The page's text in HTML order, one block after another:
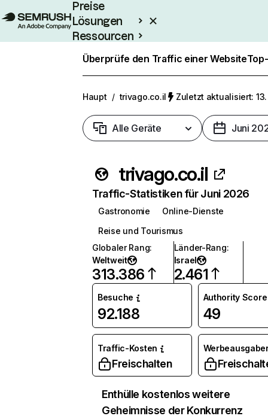
Preise
Lösungen
Ressourcen
Enterprise
Überprüfe den Traffic einer Website
Haupt / trivago.co.il Zuletzt aktualisiert:
Alle Geräte Juni
trivago.co.il
Traffic-Statistiken für Juni 2026
Gastronomie
Online-Dienste
Reise und Tourismus
Globaler Rang:
Weltweit
313.386
Länder-Rang:
Israel
2.461
Besuche
92.188
Authority Score
49
Traffic-Kosten
Freischalten
Enthülle kostenlos weitere
Geheimnisse der Konkurrenz